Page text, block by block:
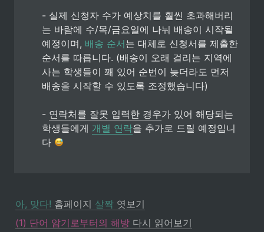
- 실제 신청자 수가 예상치를 훨씬 초과해버리
는 바람에 수/목/금요일에 나눠 배송이 시작될
예정이며, 배송 순서는 대체로 신청서를 제출한
순서를 따릅니다. (배송이 오래 걸리는 지역에
사는 학생들이 꽤 있어 순번이 늦더라도 먼저
배송을 시작할 수 있도록 조정했습니다)
- 연락처를 잘못 입력한 경우가 있어 해당되는
학생들에게 개별 연락을 추가로 드릴 예정입니
다
아, 맞다! 홈페이지 살짝 엿보기
(1) 단어 암기로부터의 해방 다시 읽어보기